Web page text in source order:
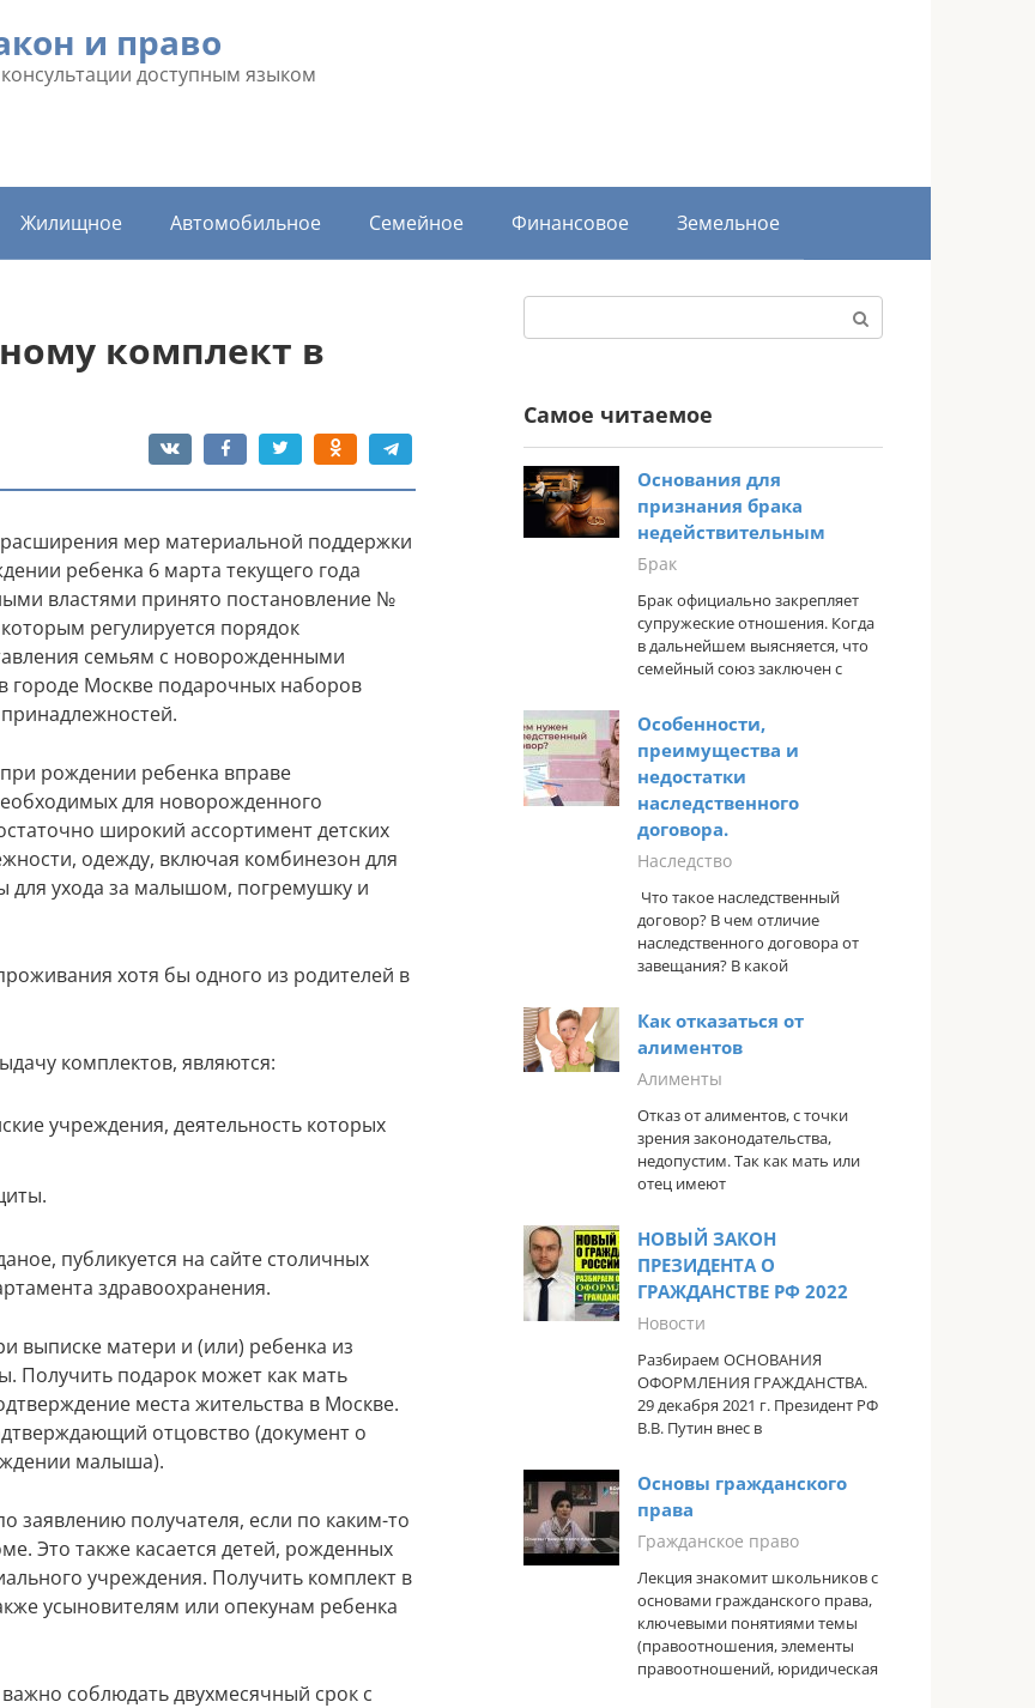
и право
доступным языком
Жилищное Автомобильное Семейное Финансовое Земельное
комплект в
мер материальной поддержки
ребенка 6 марта текущего года
властями принято постановление №
регулируется порядок
семьям с новорожденными
городе Москве подарочных наборов
принадлежностей.
рождении ребенка вправе
для новорожденного
широкий ассортимент детских
одежду, включая комбинезон для
для ухода за малышом, погремушку и
хотя бы одного из родителей в
комплектов, являются:
учреждения, деятельность которых
публикуется на сайте столичных
здравоохранения.
выписке матери и (или) ребенка из
Получить подарок может как мать
места жительства в Москве.
отцовство (документ о
малыша).
получателя, если по каким-то
Это также касается детей, рожденных
учреждения. Получить комплект в
усыновителям или опекунам ребенка
соблюдать двухмесячный срок с
Самое читаемое
Основания для
признания брака
недействительным
Брак
Брак официально закрепляет
супружеские отношения. Когда
в дальнейшем выясняется, что
семейный союз заключен с
Особенности,
преимущества и
недостатки
наследственного
договора.
Наследство
Что такое наследственный
договор? В чем отличие
наследственного договора от
завещания? В какой
Как отказаться от
алиментов
Алименты
Отказ от алиментов, с точки
зрения законодательства,
недопустим. Так как мать или
отец имеют
НОВЫЙ ЗАКОН
ПРЕЗИДЕНТА О
ГРАЖДАНСТВЕ РФ 2022
Новости
Разбираем ОСНОВАНИЯ
ОФОРМЛЕНИЯ ГРАЖДАНСТВА.
29 декабря 2021 г. Президент РФ
В.В. Путин внес в
Основы гражданского
права
Гражданское право
Лекция знакомит школьников с
основами гражданского права,
ключевыми понятиями темы
(правоотношения, элементы
правоотношений, юридическая